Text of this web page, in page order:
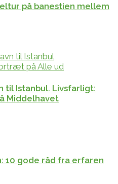
på banestien mellem
til Istanbul. Livsfarligt:
Middelhavet
10 gode råd fra erfaren